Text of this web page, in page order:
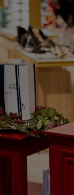
do „Ustawień
osobowe w
charakterystyki